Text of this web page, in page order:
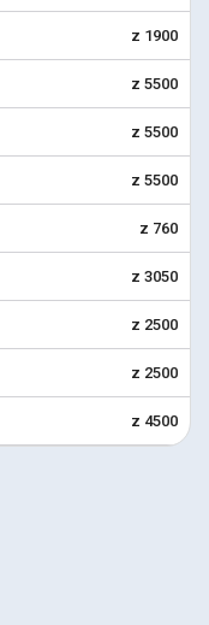
z 1900
z 5500
z 5500
z 5500
z 760
z 3050
z 2500
z 2500
z 4500